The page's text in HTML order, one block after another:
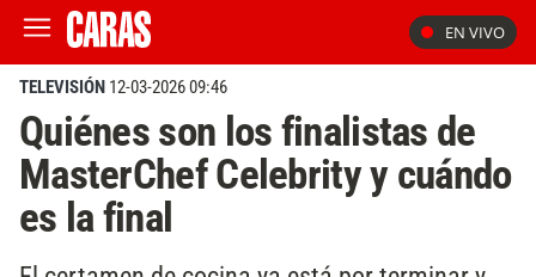
EN VIVO
TELEVISIÓN 12-03-2026 09:46
Quiénes son los finalistas de
MasterChef Celebrity y cuándo
es la final